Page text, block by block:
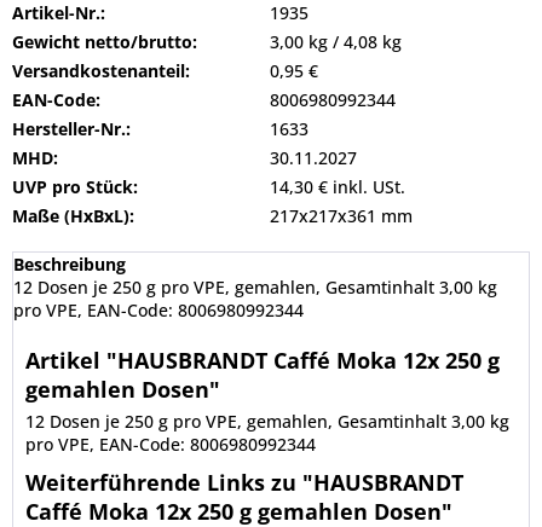
Artikel-Nr.:
1935
Gewicht netto/brutto:
3,00 kg / 4,08 kg
Versandkostenanteil:
0,95 €
EAN-Code:
8006980992344
Hersteller-Nr.:
1633
MHD:
30.11.2027
UVP pro Stück:
14,30 € inkl. USt.
Maße (HxBxL):
217x217x361 mm
Beschreibung
12 Dosen je 250 g pro VPE, gemahlen, Gesamtinhalt 3,00 kg
pro VPE, EAN-Code: 8006980992344
Artikel "HAUSBRANDT Caffé Moka 12x 250 g
gemahlen Dosen"
12 Dosen je 250 g pro VPE, gemahlen, Gesamtinhalt 3,00 kg
pro VPE, EAN-Code: 8006980992344
Weiterführende Links zu "HAUSBRANDT
Caffé Moka 12x 250 g gemahlen Dosen"